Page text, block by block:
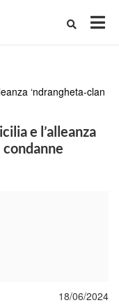
e l’alleanza
condanne
18/06/2024